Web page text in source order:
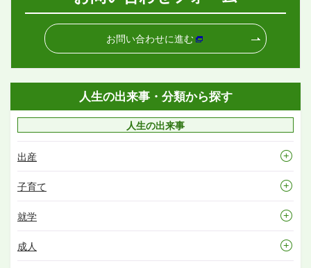
お問い合わせに進む
人生の出来事・分類から探す
人生の出来事
出産
子育て
就学
成人